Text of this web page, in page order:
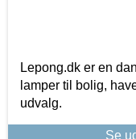
Lepong.dk er en
lamper til bolig,
udvalg.
Se